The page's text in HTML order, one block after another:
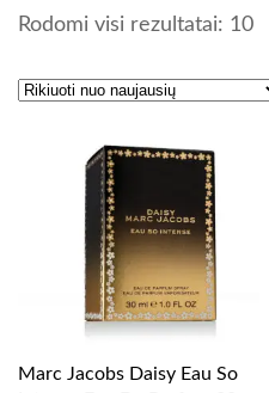
Rodomi visi rezultatai: 10
Marc Jacobs Daisy Eau So